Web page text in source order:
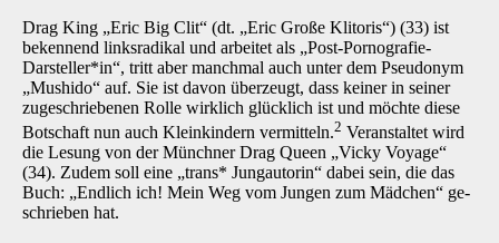
Drag King „Eric Big Clit“ (dt. „Eric Große Klitoris“) (33) ist
bekennend linksradikal und arbeitet als „Post-Pornografie-
Darsteller*in“, tritt aber manchmal auch unter dem Pseudonym
„Mushido“ auf. Sie ist davon überzeugt, dass keiner in seiner
zugeschriebenen Rolle wirklich glücklich ist und möchte diese
Botschaft nun auch Kleinkindern vermitteln.2 Veranstaltet wird
die Lesung von der Münchner Drag Queen „Vicky Voyage“
(34). Zudem soll eine „trans* Jung­autorin“ dabei sein, die das
Buch: „Endlich ich! Mein Weg vom Jungen zum Mädchen“ ge­
schrieben hat.